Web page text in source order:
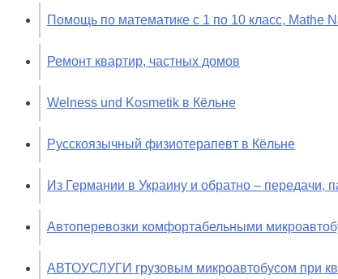
Помощь по математике с 1 по 10 класс, Mathe
Ремонт квартир, частных домов
Welness und Kosmetik в Кёльне
Русскоязычный физиотерапевт в Кёльне
Из Германии в Украину и обратно – передачи,
Автоперевозки комфортабельными
АВТОУСЛУГИ грузовым микроавтобусом при